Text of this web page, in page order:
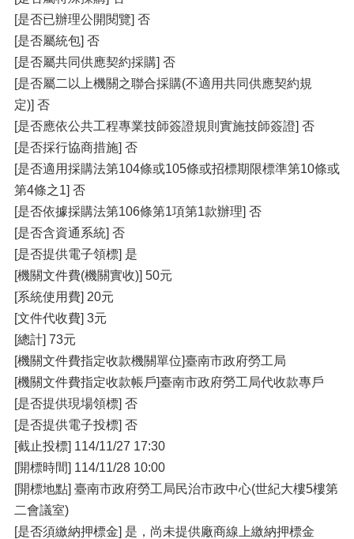
[是否已辦理公開閱覽] 否
[是否屬統包] 否
[是否屬共同供應契約採購] 否
[是否屬二以上機關之聯合採購(不適用共同供應契約規
定)] 否
[是否應依公共工程專業技師簽證規則實施技師簽證] 否
[是否採行協商措施] 否
[是否適用採購法第104條或105條或招標期限標準第10條或
第4條之1] 否
[是否依據採購法第106條第1項第1款辦理] 否
[是否含資通系統] 否
[是否提供電子領標] 是
[機關文件費(機關實收)] 50元
[系統使用費] 20元
[文件代收費] 3元
[總計] 73元
[機關文件費指定收款機關單位]臺南市政府勞工局
[機關文件費指定收款帳戶]臺南市政府勞工局代收款專戶
[是否提供現場領標] 否
[是否提供電子投標] 否
[截止投標] 114/11/27 17:30
[開標時間] 114/11/28 10:00
[開標地點] 臺南市政府勞工局民治市政中心(世紀大樓5樓第
二會議室)
[是否須繳納押標金] 是，尚未提供廠商線上繳納押標金